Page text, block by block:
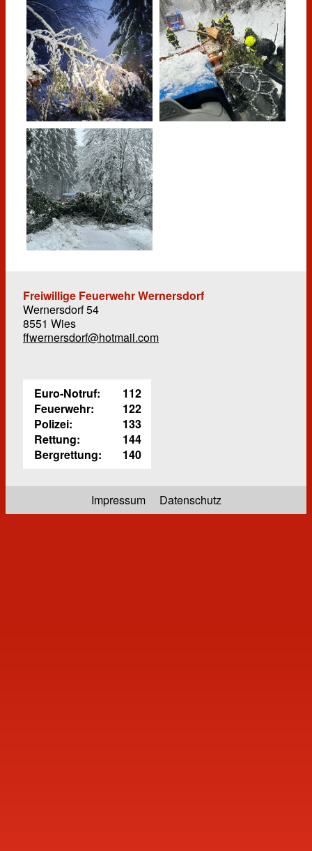
Freiwillige Feuerwehr Wernersdorf
Wernersdorf 54
8551 Wies
ffwernersdorf@hotmail.com
Euro-Notruf:
112
Feuerwehr:
122
Polizei:
133
Rettung:
144
Bergrettung:
140
Impressum Datenschutz